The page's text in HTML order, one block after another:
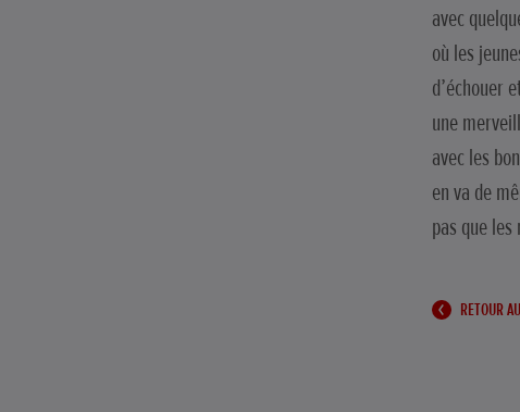
avec
où les
d’échouer
une
avec les
en va de
pas que
RETOUR